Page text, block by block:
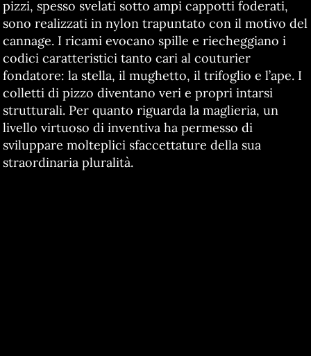
pizzi, spesso svelati sotto ampi cappotti foderati,
sono realizzati in nylon trapuntato con il motivo del
cannage. I ricami evocano spille e riecheggiano i
codici caratteristici tanto cari al couturier
fondatore: la stella, il mughetto, il trifoglio e l’ape. I
colletti di pizzo diventano veri e propri intarsi
strutturali. Per quanto riguarda la maglieria, un
livello virtuoso di inventiva ha permesso di
sviluppare molteplici sfaccettature della sua
straordinaria pluralità.